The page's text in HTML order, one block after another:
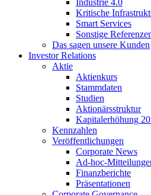
Kritische
Smart Services
Sonstige
Das sagen unsere Kunden
Investor Relations
Aktie
Aktienkurs
Stammdaten
Studien
Aktionärsstruktur
Kapitalerhöhung
Kennzahlen
Veröffentlichungen
Corporate News
Ad-hoc-
Finanzberichte
Präsentationen